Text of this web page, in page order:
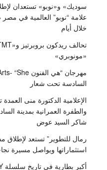
سوديك» و«نوبو» تستعدان
علامة “نوبو” العالمية في
خلال أيام
«مونوبري»
السادسة تحت شعار
الإعلامية الدكتورة منى
والطفرة العمرانية بمدينة
شاكر السيد عوض
رمال للتطوير” تستعد
استثماراتها ويواصل مسيرة